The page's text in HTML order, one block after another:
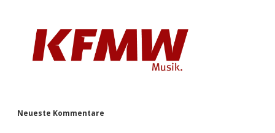
Neueste Kommentare